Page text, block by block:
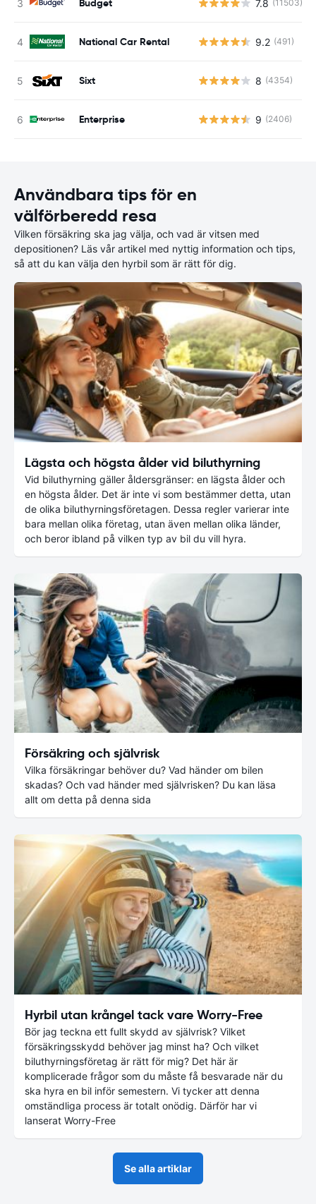
7.8 (11503)
National Car Rental 9.2 (491)
Sixt 8 (4354)
Enterprise 9 (2406)
Användbara tips för en
välförberedd resa
Vilken försäkring ska jag välja, och vad är vitsen med
depositionen? Läs vår artikel med nyttig information och tips,
så att du kan välja den hyrbil som är rätt för dig.
Lägsta och högsta ålder vid biluthyrning
Vid biluthyrning gäller åldersgränser: en lägsta ålder och
en högsta ålder. Det är inte vi som bestämmer detta, utan
de olika biluthyrningsföretagen. Dessa regler varierar inte
bara mellan olika företag, utan även mellan olika länder,
och beror ibland på vilken typ av bil du vill hyra.
Försäkring och självrisk
Vilka försäkringar behöver du? Vad händer om bilen
skadas? Och vad händer med självrisken? Du kan läsa
allt om detta på denna sida
Hyrbil utan krångel tack vare Worry-Free
Bör jag teckna ett fullt skydd av självrisk? Vilket
försäkringsskydd behöver jag minst ha? Och vilket
biluthyrningsföretag är rätt för mig? Det här är
komplicerade frågor som du måste få besvarade när du
ska hyra en bil inför semestern. Vi tycker att denna
omständliga process är totalt onödig. Därför har vi
lanserat Worry-Free
Se alla artiklar